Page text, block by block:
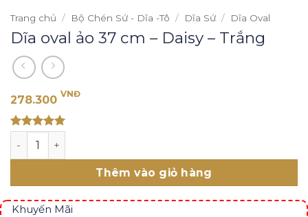
Trang chủ / Bộ Chén Sứ - Dĩa -Tô / Dĩa Sứ / Dĩa Oval
Dĩa oval ảo 37 cm – Daisy – Trắng
278.300 VNĐ
out of 5
Dĩa oval ảo 37 cm - Daisy - Trắng số lượng
Thêm vào giỏ hàng
Khuyến Mãi